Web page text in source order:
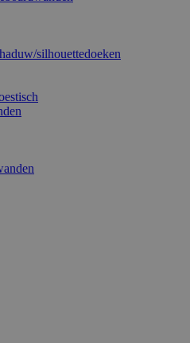
silhouettedoeken